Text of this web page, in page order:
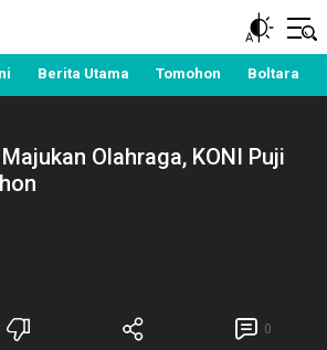
Utara, Kawanua, Politik,
Kriminal dan Nasional
Berita Utama Tomohon Boltara
Olahraga, KONI Puji
0